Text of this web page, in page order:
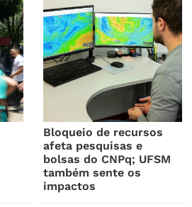
Bloqueio de recursos
afeta pesquisas e
bolsas do CNPq; UFSM
também sente os
impactos